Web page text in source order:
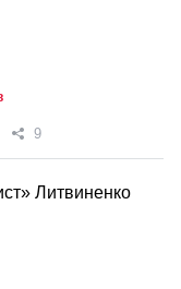
9
Литвиненко